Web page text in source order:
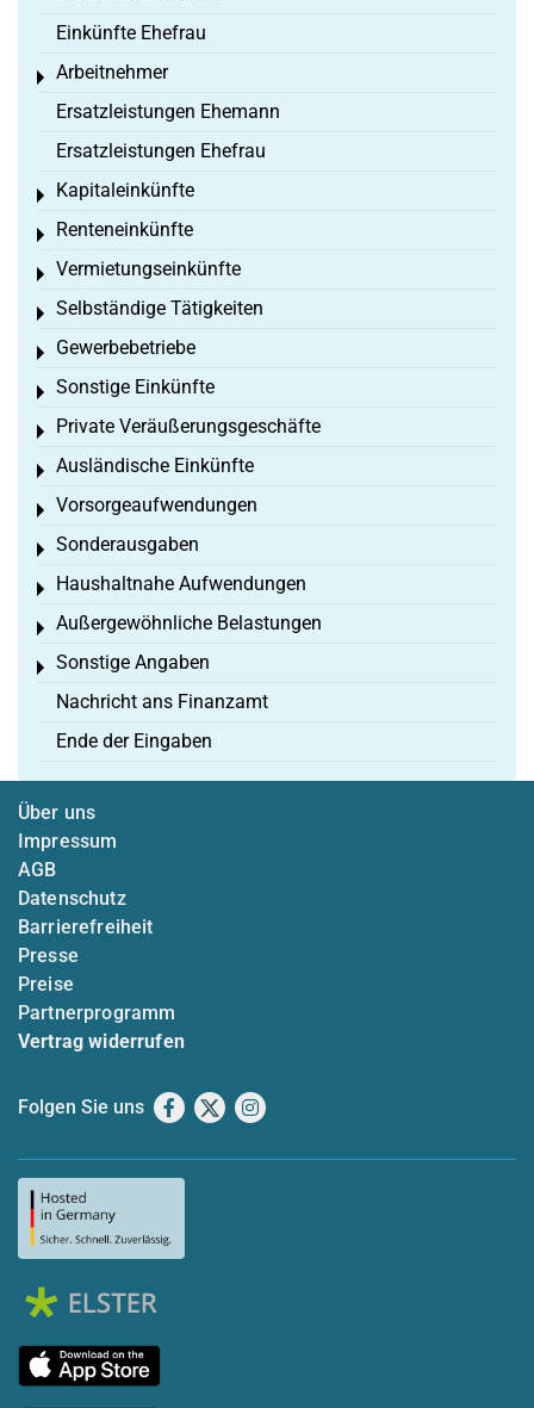
Einkünfte Ehefrau
Arbeitnehmer
Toggle menu
Ersatzleistungen Ehemann
Ersatzleistungen Ehefrau
Kapitaleinkünfte
Toggle menu
Renteneinkünfte
Toggle menu
Vermietungseinkünfte
Toggle menu
Selbständige Tätigkeiten
Toggle menu
Gewerbebetriebe
Toggle menu
Sonstige Einkünfte
Toggle menu
Private Veräußerungsgeschäfte
Toggle menu
Ausländische Einkünfte
Toggle menu
Vorsorgeaufwendungen
Toggle menu
Sonderausgaben
Toggle menu
Haushaltnahe Aufwendungen
Toggle menu
Außergewöhnliche Belastungen
Toggle menu
Sonstige Angaben
Toggle menu
Nachricht ans Finanzamt
Ende der Eingaben
Über uns
Impressum
AGB
Datenschutz
Barrierefreiheit
Presse
Preise
Partnerprogramm
Vertrag widerrufen
Folgen Sie uns Facebook
X Instagram